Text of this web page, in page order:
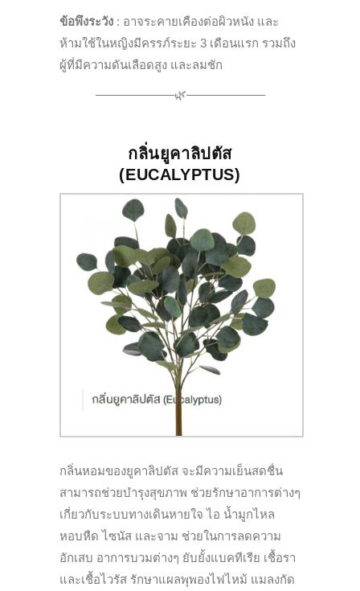
ข้อพึงระวัง : อาจระคายเคืองต่อผิวหนัง และ
ห้ามใช้ในหญิงมีครรภ์ระยะ 3 เดือนแรก รวมถึง
ผู้ที่มีความดันเลือดสูง และลมชัก
——————–🌿——————–
กลิ่นยูคาลิปตัส
(EUCALYPTUS)
กลิ่นหอมของยูคาลิปตัส จะมีความเย็นสดชื่น
สามารถช่วยบำรุงสุขภาพ ช่วยรักษาอาการต่างๆ
เกี่ยวกับระบบทางเดินหายใจ ไอ น้ำมูกไหล
หอบหืด ไซนัส และจาม ช่วยในการลดความ
อักเสบ อาการบวมต่างๆ ยับยั้งแบคทีเรีย เชื้อรา
และเชื้อไวรัส รักษาแผลพุพองไฟไหม้ แมลงกัด